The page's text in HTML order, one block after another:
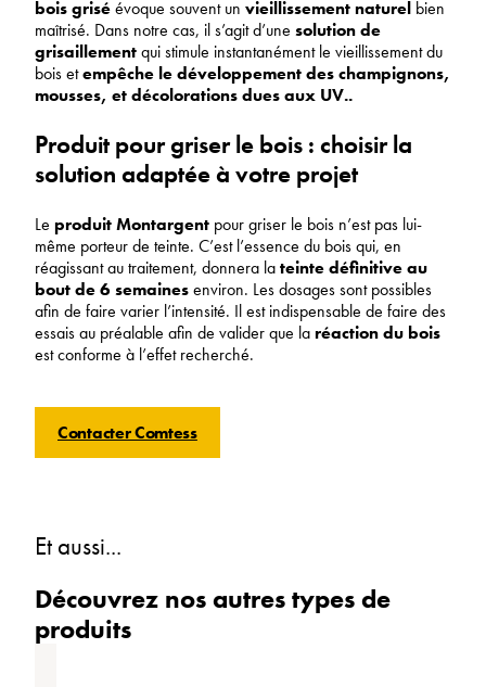
bois griséévoque souvent un vieillissement naturel bien
maîtrisé. Dans notre cas, il s’agit d’une solution de
grisaillementqui stimule instantanément le vieillissement du
bois etempêche le développement des champignons,
mousses, et décolorations dues aux UV..
Produit pour griser le bois : choisir la
solution adaptée à votre projet
Le produit Montargent pour griser le bois n’est pas lui-
même porteur de teinte. C’est l’essence du bois qui, en
réagissant au traitement, donnera lateinte définitive au
bout de 6 semainesenviron. Les dosages sont possibles
afin de faire varier l’intensité. Il est indispensable de faire des
essais au préalable afin de valider que laréaction du bois
est conforme à l’effet recherché.
Contacter Comtess
Et aussi...
Découvrez nos autres types de
produits